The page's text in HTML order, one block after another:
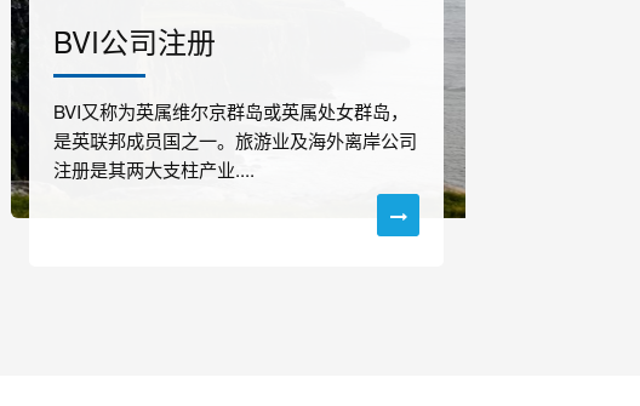
BVI公司注册
BVI又称为英属维尔京群岛或英属处女群岛，
是英联邦成员国之一。旅游业及海外离岸公司
注册是其两大支柱产业....